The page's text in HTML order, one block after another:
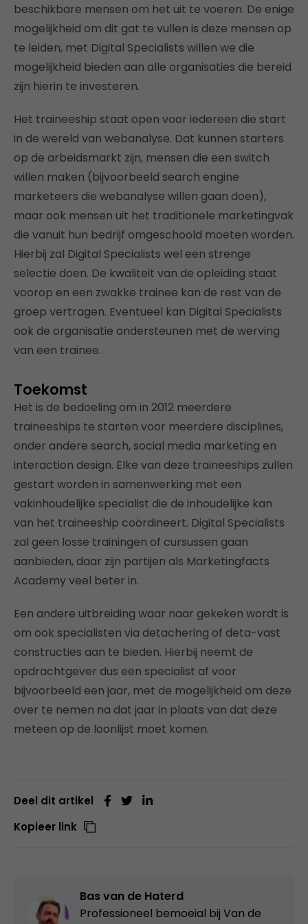
beschikbare mensen om het uit te voeren. De enige
mogelijkheid om dit gat te vullen is deze mensen op
te leiden, met Digital Specialists willen we die
mogelijkheid bieden aan alle organisaties die bereid
zijn hierin te investeren.
Het traineeship staat open voor iedereen die start
in de wereld van webanalyse. Dat kunnen starters
op de arbeidsmarkt zijn, mensen die een switch
willen maken (bijvoorbeeld search engine
marketeers die webanalyse willen gaan doen),
maar ook mensen uit het traditionele marketingvak
die vanuit hun bedrijf omgeschoold moeten worden.
Hierbij zal Digital Specialists wel een strenge
selectie doen. De kwaliteit van de opleiding staat
voorop en een zwakke trainee kan de rest van de
groep vertragen. Eventueel kan Digital Specialists
ook de organisatie ondersteunen met de werving
van een trainee.
Toekomst
Het is de bedoeling om in 2012 meerdere
traineeships te starten voor meerdere disciplines,
onder andere search, social media marketing en
interaction design. Elke van deze traineeships zullen
gestart worden in samenwerking met een
vakinhoudelijke specialist die de inhoudelijke kan
van het traineeship coördineert. Digital Specialists
zal geen losse trainingen of cursussen gaan
aanbieden, daar zijn partijen als Marketingfacts
Academy veel beter in.
Een andere uitbreiding waar naar gekeken wordt is
om ook specialisten via detachering of deta-vast
constructies aan te bieden. Hierbij neemt de
opdrachtgever dus een specialist af voor
bijvoorbeeld een jaar, met de mogelijkheid om deze
over te nemen na dat jaar in plaats van dat deze
meteen op de loonlijst moet komen.
Deel dit artikel
Kopieer link
Bas van de Haterd
Professioneel bemoeial bij Van de